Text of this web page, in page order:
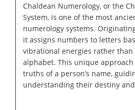
Chaldean Numerology, or the
System, is one of the most
numerology systems.
it assigns numbers to letters
vibrational energies rather
alphabet. This unique
truths of a person’s name,
understanding their destiny